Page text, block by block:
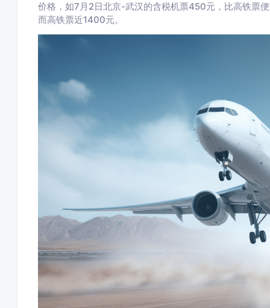
价格，如7月2日北京-武汉的含税机票450元，比高铁票
而高铁票近1400元。